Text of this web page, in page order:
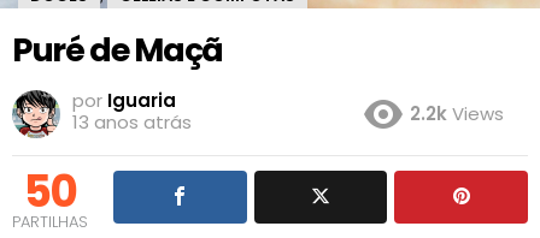
Puré de Maçã
por Iguaria
13 anos atrás
2.2kViews
50
PARTILHAS